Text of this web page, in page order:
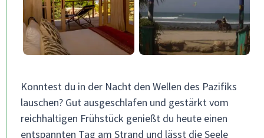
Konntest du in der Nacht den Wellen des Pazifiks
lauschen? Gut ausgeschlafen und gestärkt vom
reichhaltigen Frühstück genießt du heute einen
entspannten Tag am Strand und lässt die Seele